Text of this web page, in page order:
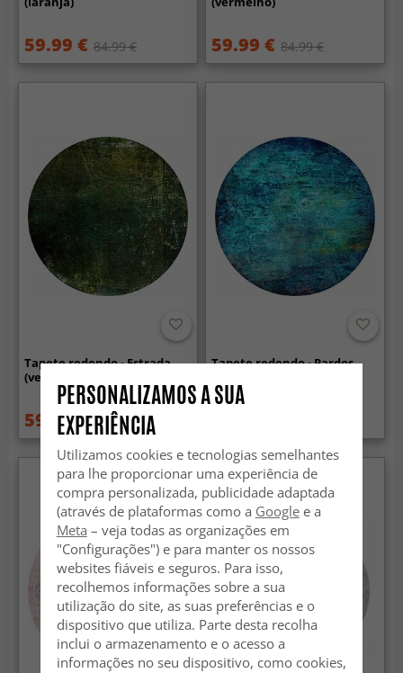
59.99 € 84.99 € 59.99 € 84.99 €
Tapete redondo - Estrada
(verde)
59.99 € 84.99 €
Tapete redondo - Pardos
PERSONALIZAMOS A SUA
EXPERIÊNCIA
Utilizamos cookies e tecnologias semelhantes
para lhe proporcionar uma experiência de
compra personalizada, publicidade adaptada
(através de plataformas como a Googlee a
Meta – veja todas as organizações em
"Configurações") e para manter os nossos
websites fiáveis e seguros. Para isso,
recolhemos informações sobre a sua
utilização do site, as suas preferências e o
dispositivo que utiliza. Parte desta recolha
inclui o armazenamento e o acesso a
informações no seu dispositivo, como cookies,